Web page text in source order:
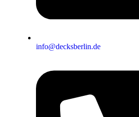
info@decksberlin.de